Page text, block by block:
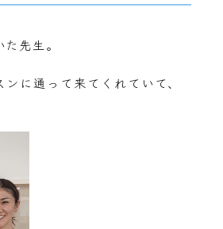
先生。
に通って来てくれていて、